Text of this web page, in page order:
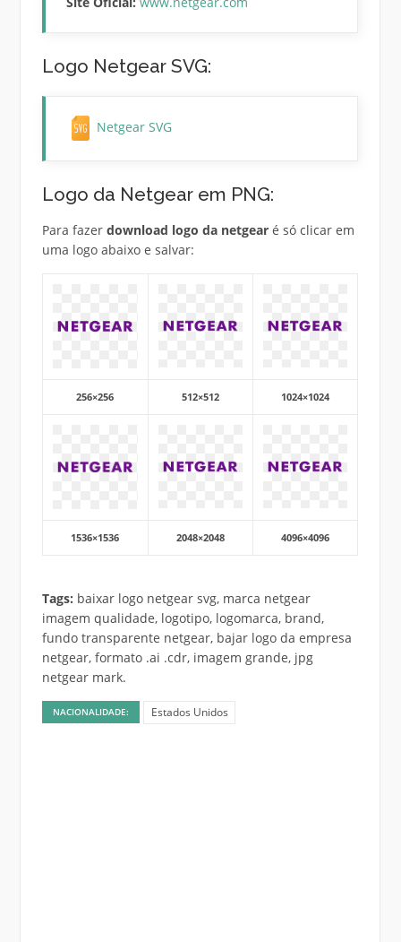
Logo Netgear SVG:
Netgear SVG
Logo da Netgear em PNG:
Para fazer download logo da netgearé só clicar em
uma logo abaixo e salvar:
256×256 512×512 1024×1024
1536×1536 2048×2048 4096×4096
Tags: baixar logo netgear svg, marca netgear
imagem qualidade, logotipo, logomarca, brand,
fundo transparente netgear, bajar logo da empresa
netgear, formato .ai .cdr, imagem grande, jpg
netgear mark.
NACIONALIDADE: Estados Unidos